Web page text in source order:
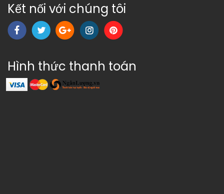
Kết nối với chúng tôi
Hình thức thanh toán